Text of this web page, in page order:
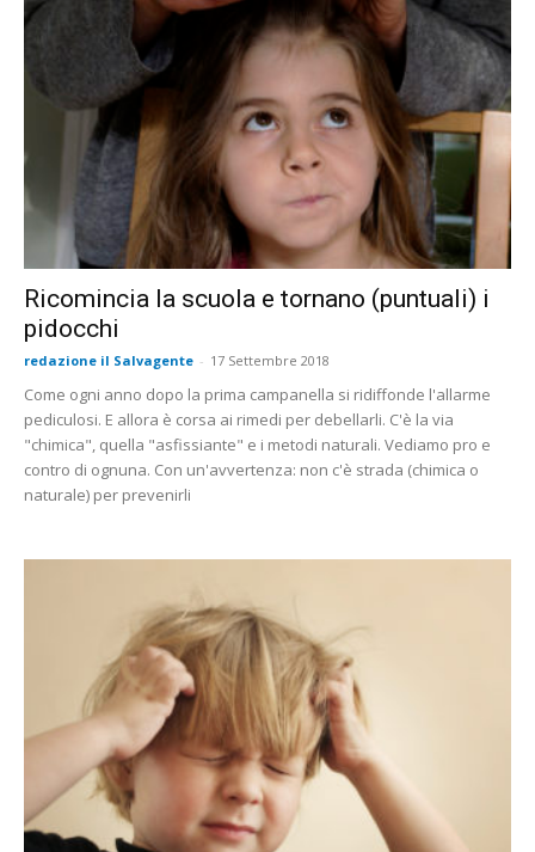
Ricomincia la scuola e tornano (puntuali) i
pidocchi
redazione il Salvagente - 17 Settembre 2018
Come ogni anno dopo la prima campanella si ridiffonde l'allarme
pediculosi. E allora è corsa ai rimedi per debellarli. C'è la via
"chimica", quella "asfissiante" e i metodi naturali. Vediamo pro e
contro di ognuna. Con un'avvertenza: non c'è strada (chimica o
naturale) per prevenirli